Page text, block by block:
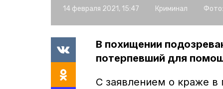
14 февраля 2021, 15:47 Криминал Фото:
В похищении
потерпевший для
С заявлением о краже